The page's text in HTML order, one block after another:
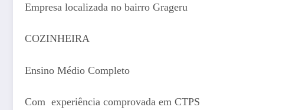
Empresa localizada no bairro Grageru
COZINHEIRA
Ensino Médio Completo
Com experiência comprovada em CTPS